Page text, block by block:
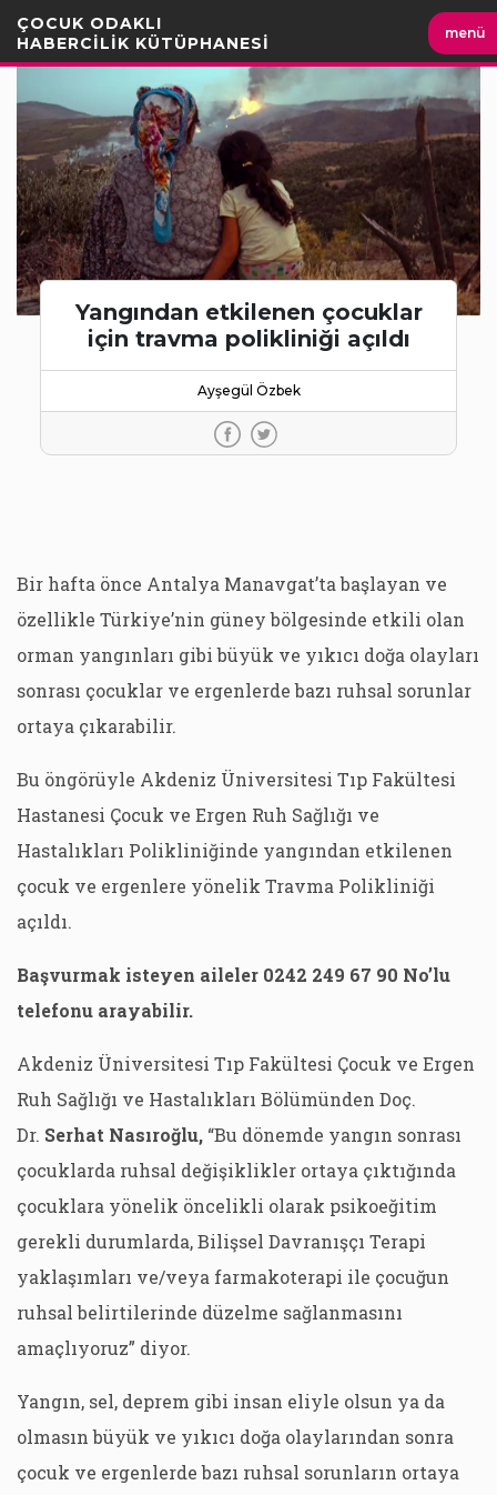
Geç
ÇOCUK ODAKLI
HABERCİLİK KÜTÜPHANESİ
menü
Yangından etkilenen çocuklar
için travma polikliniği açıldı
Ayşegül Özbek
Bir hafta önce Antalya Manavgat’ta başlayan ve
özellikle Türkiye’nin güney bölgesinde etkili olan
orman yangınları gibi büyük ve yıkıcı doğa olayları
sonrası çocuklar ve ergenlerde bazı ruhsal sorunlar
ortaya çıkarabilir.
Bu öngörüyle Akdeniz Üniversitesi Tıp Fakültesi
Hastanesi Çocuk ve Ergen Ruh Sağlığı ve
Hastalıkları Polikliniğinde yangından etkilenen
çocuk ve ergenlere yönelik Travma Polikliniği
açıldı.
Başvurmak isteyen aileler 0242 249 67 90 No’lu
telefonu arayabilir.
Akdeniz Üniversitesi Tıp Fakültesi Çocuk ve Ergen
Ruh Sağlığı ve Hastalıkları Bölümünden Doç.
Dr. Serhat Nasıroğlu, “Bu dönemde yangın sonrası
çocuklarda ruhsal değişiklikler ortaya çıktığında
çocuklara yönelik öncelikli olarak psikoeğitim
gerekli durumlarda, Bilişsel Davranışçı Terapi
yaklaşımları ve/veya farmakoterapi ile çocuğun
ruhsal belirtilerinde düzelme sağlanmasını
amaçlıyoruz” diyor.
Yangın, sel, deprem gibi insan eliyle olsun ya da
olmasın büyük ve yıkıcı doğa olaylarından sonra
çocuk ve ergenlerde bazı ruhsal sorunların ortaya